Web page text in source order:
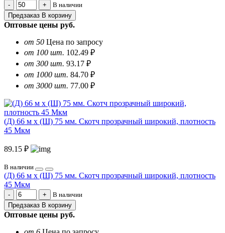
В наличии
Предзаказ В корзину
Оптовые цены руб.
от 50 Цена по запросу
от 100 шт. 102.49 ₽
от 300 шт. 93.17 ₽
от 1000 шт. 84.70 ₽
от 3000 шт. 77.00 ₽
(Д) 66 м х (Ш) 75 мм. Скотч прозрачный широкий, плотность
45 Мкм
89.15 ₽
В наличии
(Д) 66 м х (Ш) 75 мм. Скотч прозрачный широкий, плотность
45 Мкм
В наличии
Предзаказ В корзину
Оптовые цены руб.